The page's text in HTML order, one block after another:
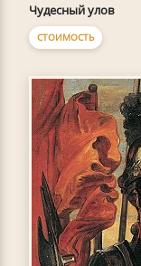
Чудесный улов
СТОИМОСТЬ